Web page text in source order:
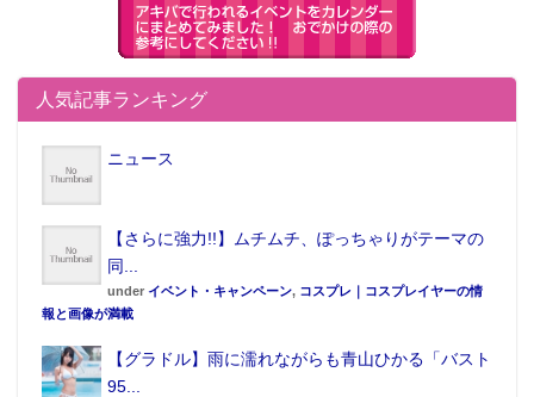
人気記事ランキング
ニュース
【さらに強力!!】ムチムチ、ぽっちゃりがテーマの
同...
under イベント・キャンペーン, コスプレ｜コスプレイヤーの情
報と画像が満載
【グラドル】雨に濡れながらも青山ひかる「バスト
95...